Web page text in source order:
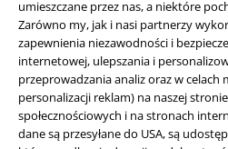
umieszczane przez nas, a niektóre
Zarówno my, jak i nasi partnerzy
zapewnienia niezawodności i
internetowej, ulepszania i
przeprowadzania analiz oraz w celach
personalizacji reklam) na naszej
społecznościowych i na stronach
dane są przesyłane do USA, są
Informacje prawne
Regulamin